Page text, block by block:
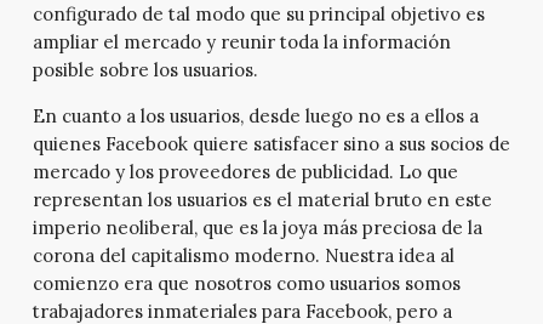
configurado de tal modo que su principal objetivo es
ampliar el mercado y reunir toda la información
posible sobre los usuarios.
En cuanto a los usuarios, desde luego no es a ellos a
quienes Facebook quiere satisfacer sino a sus socios de
mercado y los proveedores de publicidad. Lo que
representan los usuarios es el material bruto en este
imperio neoliberal, que es la joya más preciosa de la
corona del capitalismo moderno. Nuestra idea al
comienzo era que nosotros como usuarios somos
trabajadores inmateriales para Facebook, pero a